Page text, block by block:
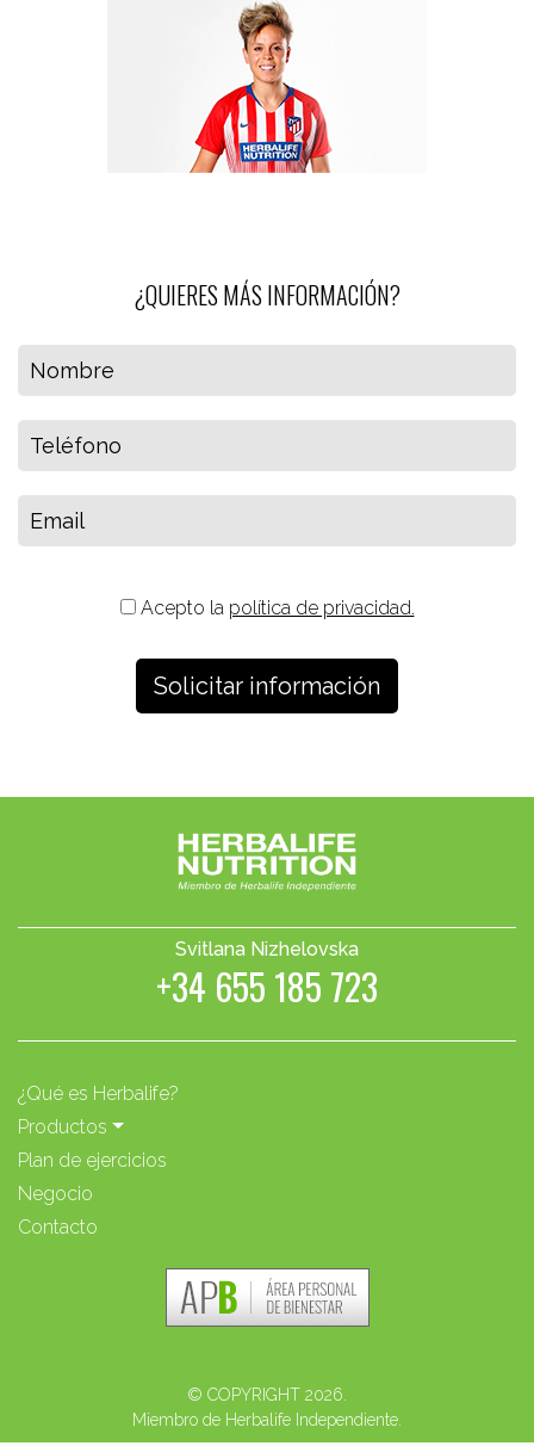
¿QUIERES MÁS INFORMACIÓN?
Acepto la política de privacidad.
Svitlana Nizhelovska
+34 655 185 723
¿Qué es Herbalife?
Productos
Plan de ejercicios
Negocio
Contacto
© COPYRIGHT 2026.
Miembro de Herbalife Independiente.